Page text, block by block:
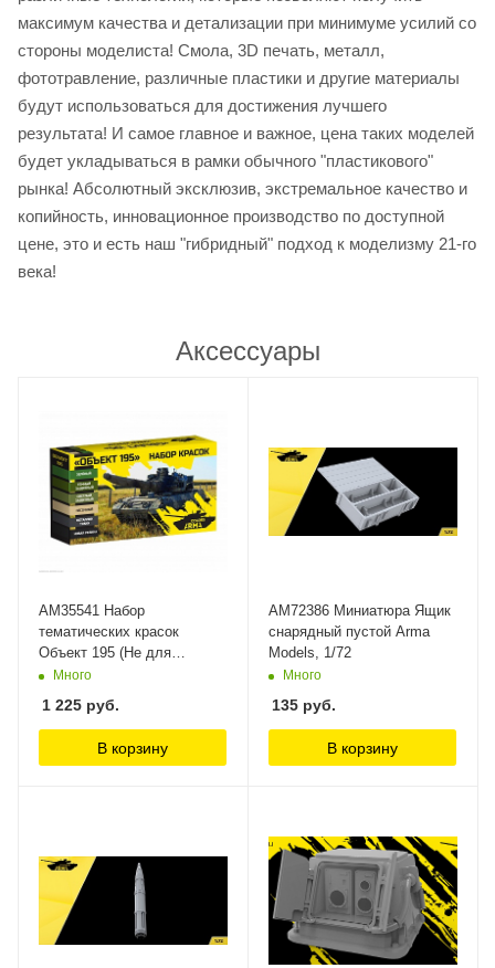
максимум качества и детализации при минимуме усилий со
стороны моделиста! Смола, 3D печать, металл,
фототравление, различные пластики и другие материалы
будут использоваться для достижения лучшего
результата! И самое главное и важное, цена таких моделей
будет укладываться в рамки обычного "пластикового"
рынка! Абсолютный эксклюзив, экстремальное качество и
копийность, инновационное производство по доступной
цене, это и есть наш "гибридный" подход к моделизму 21-го
века!
Аксессуары
AM35541 Набор
тематических красок
Объект 195 (Не для
свободной продажи) Arma
Много
1 225 руб.
В корзину
AM72386 Миниатюра Ящик
снарядный пустой Arma
Models, 1/72
Много
135 руб.
В корзину